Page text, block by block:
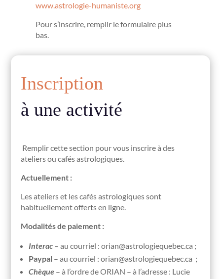
www.astrologie-humaniste.org
Pour s’inscrire, remplir le formulaire plus
bas.
Inscription
à une activité
Remplir cette section pour vous inscrire à des
ateliers ou cafés astrologiques.
Actuellement :
Les ateliers et les cafés astrologiques sont
habituellement offerts en ligne.
Modalités de paiement :
Interac – au courriel : orian@astrologiequebec.ca ;
Paypal – au courriel : orian@astrologiequebec.ca ;
Chèque – à l’ordre de ORIAN – à l’adresse : Lucie